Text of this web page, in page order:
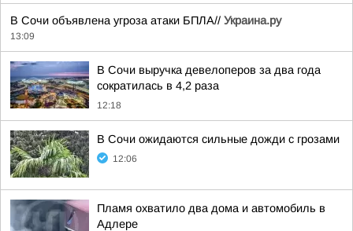
В Сочи объявлена угроза атаки БПЛА// Украина.ру
13:09
В Сочи выручка девелоперов за два года
сократилась в 4,2 раза
12:18
В Сочи ожидаются сильные дожди с грозами
12:06
Пламя охватило два дома и автомобиль в
Адлере